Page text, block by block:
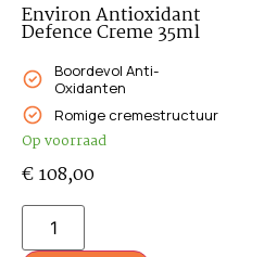
Environ Antioxidant
Defence Creme 35ml
Boordevol Anti-
Oxidanten
Romige cremestructuur
Op voorraad
€108,00